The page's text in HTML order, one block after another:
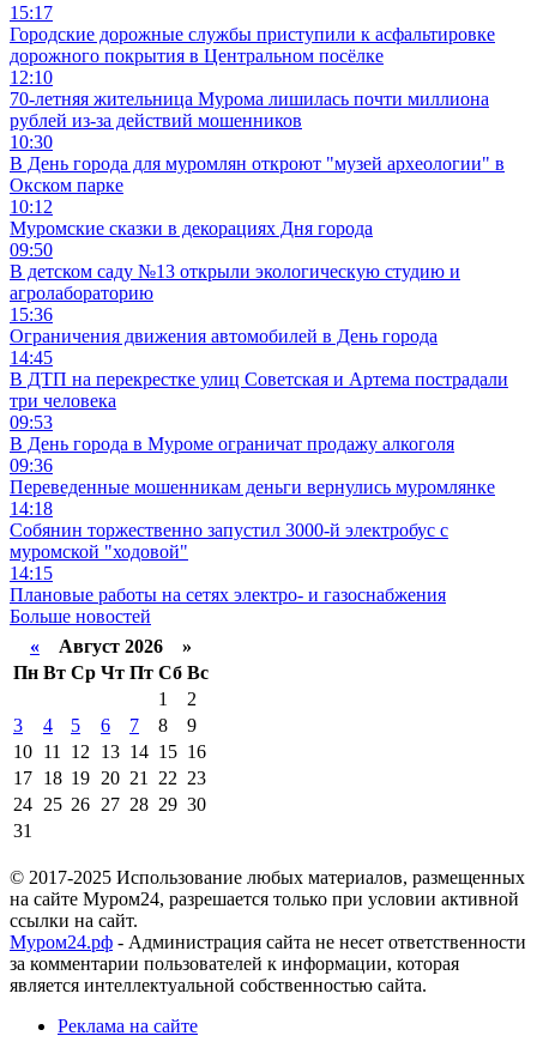
15:17
Городские дорожные службы приступили к асфальтировке
дорожного покрытия в Центральном посёлке
12:10
70-летняя жительница Мурома лишилась почти миллиона
рублей из-за действий мошенников
10:30
В День города для муромлян откроют "музей археологии" в
Окском парке
10:12
Муромские сказки в декорациях Дня города
09:50
В детском саду №13 открыли экологическую студию и
агролабораторию
15:36
Ограничения движения автомобилей в День города
14:45
В ДТП на перекрестке улиц Советская и Артема пострадали
три человека
09:53
В День города в Муроме ограничат продажу алкоголя
09:36
Переведенные мошенникам деньги вернулись муромлянке
14:18
Собянин торжественно запустил 3000-й электробус с
муромской "ходовой"
14:15
Плановые работы на сетях электро- и газоснабжения
Больше новостей
« Август 2026 »
Пн Вт Ср Чт Пт Сб Вс
1
2
3
4 5 6 7 8
9
10 11 12 13 14 15 16
17 18 19 20 21 22 23
24 25 26 27 28 29 30
31
© 2017-2025 Использование любых материалов, размещенных
на сайте Муром24, разрешается только при условии активной
ссылки на сайт.
Муром24.рф - Администрация сайта не несет ответственности
за комментарии пользователей к информации, которая
является интеллектуальной собственностью сайта.
Реклама на сайте